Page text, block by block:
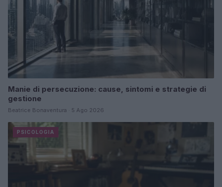
Manie di persecuzione: cause, sintomi e strategie di
gestione
Beatrice Bonaventura · 5 Ago 2026
PSICOLOGIA